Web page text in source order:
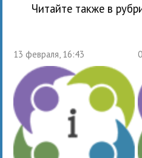
Читайте также в
13 февраля, 16:43